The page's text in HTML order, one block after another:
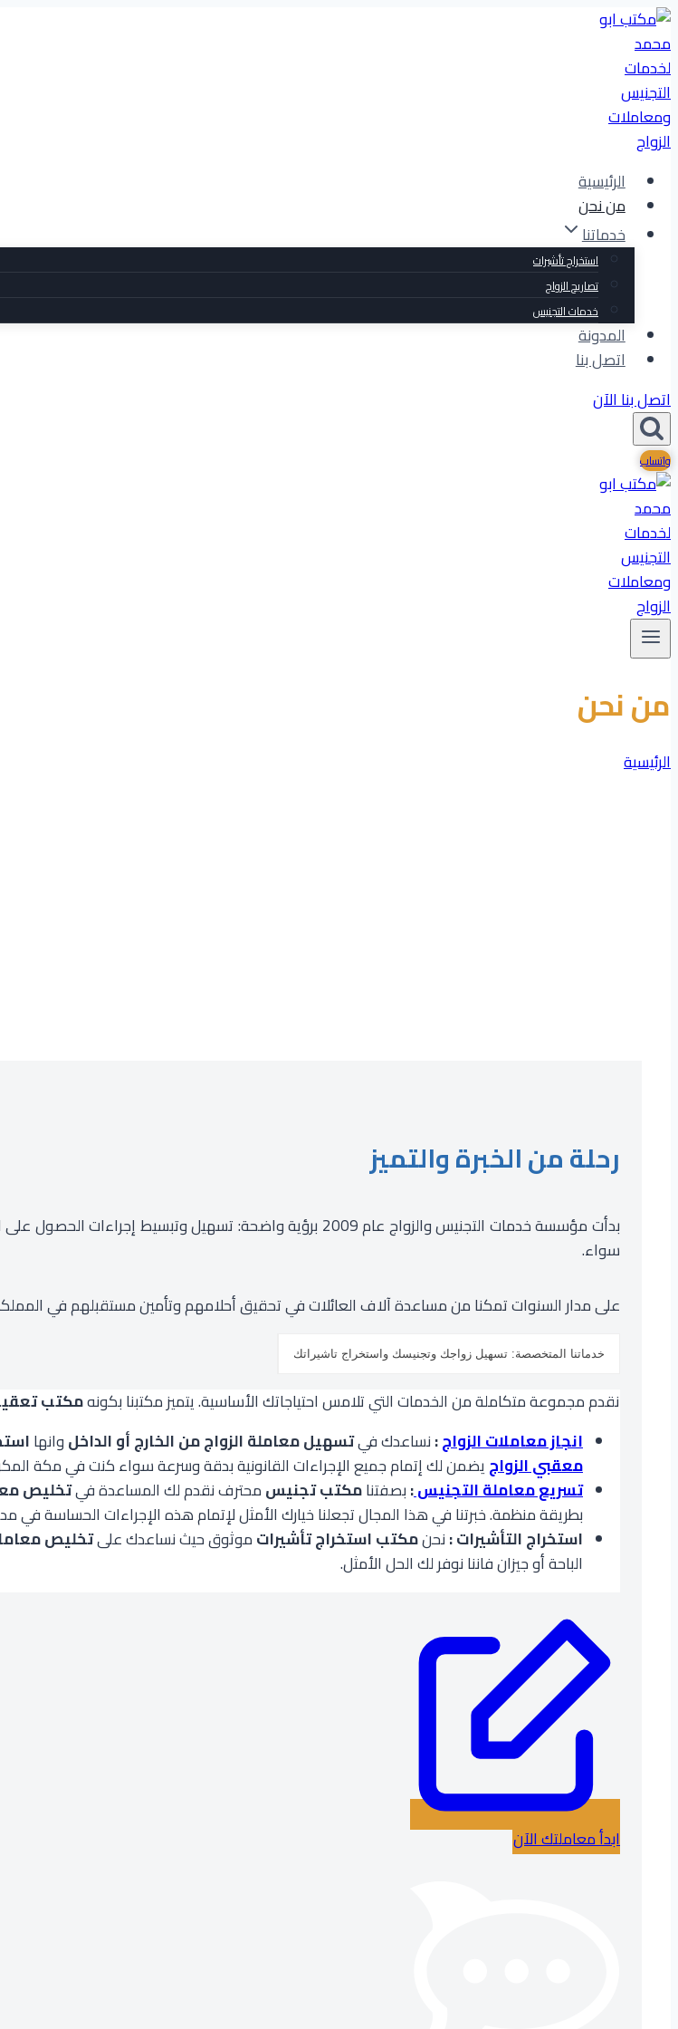
التجاوز
إلى
المحتوى
الرئيسية
من نحن
خدماتنا
استخراج تأشيرات
تصاريح الزواج
خدمات التجنيس
المدونة
اتصل بنا
اتصل بنا الآن
واتساب
من نحن
الرئيسية
رحلة من الخبرة والتميز
بدأت مؤسسة خدمات التجنيس والزواج عام 2009 برؤية واضحة: تسهيل
سواء.
على مدار السنوات تمكنا من مساعدة آلاف العائلات في تحقيق أحلامهم وتأمين مستقبلهم في المملكة
خدماتنا المتخصصة: تسهيل زواجك وتجنيسك واستخراج تاشيراتك
نقدم مجموعة متكاملة من الخدمات التي تلامس احتياجاتك الأساسية. يتميز مكتبنا بكونهمكتب
انجاز معاملات الزواج:نساعدك فيتسهيل معاملة الزواج من الخارج أو الداخلوانها
معقبي الزواجيضمن لك إتمام جميع الإجراءات القانونية بدقة وسرعة سواء كنت في مكة
تسريع معاملة التجنيس:بصفتنامكتب تجنيسمحترف نقدم لك المساعدة فيتخليص
بطريقة منظمة. خبرتنا في هذا المجال تجعلنا خيارك الأمثل لإتمام هذه الإجراءات الحساسة في
استخراج التأشيرات :نحنمكتب استخراج تأشيراتموثوق حيث نساعدك علىتخليص
الباحة أو جيزان فاننا نوفر لك الحل الأمثل.
ابدأ معاملتك الآن